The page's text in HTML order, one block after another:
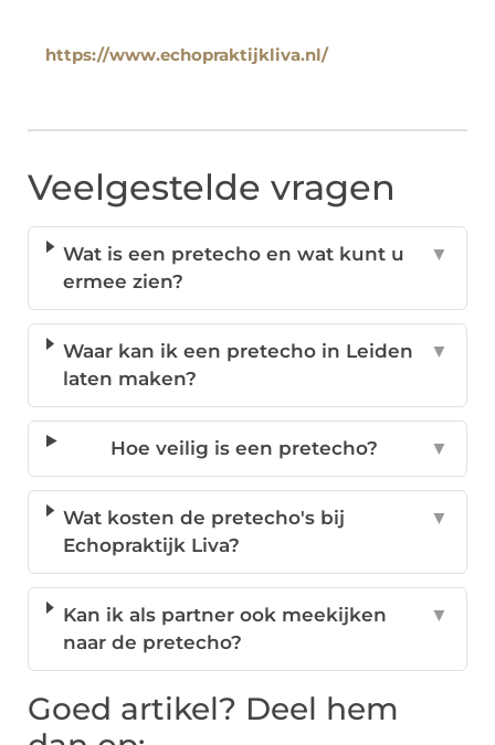
https://www.echopraktijkliva.nl/
Veelgestelde vragen
Wat is een pretecho en wat kunt u
ermee zien?
▼
Waar kan ik een pretecho in Leiden
laten maken?
▼
Hoe veilig is een pretecho? ▼
Wat kosten de pretecho's bij
Echopraktijk Liva?
▼
Kan ik als partner ook meekijken
naar de pretecho?
▼
Goed artikel? Deel hem